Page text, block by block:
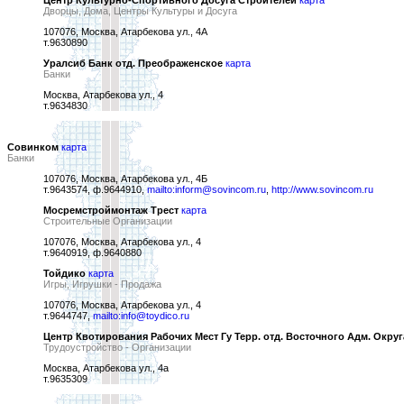
Дворцы, Дома, Центры Культуры и Досуга
107076, Москва, Атарбекова ул., 4А
т.9630890
Уралсиб Банк отд. Преображенское карта
Банки
Москва, Атарбекова ул., 4
т.9634830
Совинком карта
Банки
107076, Москва, Атарбекова ул., 4Б
т.9643574, ф.9644910,mailto:inform@sovincom.ru http://www.sovincom.ru
Мосремстроймонтаж Трест карта
Строительные Организации
107076, Москва, Атарбекова ул., 4
т.9640919, ф.9640880
Тойдико карта
Игры, Игрушки - Продажа
107076, Москва, Атарбекова ул., 4
т.9644747,mailto:info@toydico.ru
Центр Квотирования Рабочих Мест Гу Терр. отд. Восточного Адм.
Трудоустройство - Организации
Москва, Атарбекова ул., 4а
т.9635309